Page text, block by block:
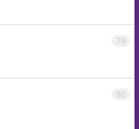
79
80